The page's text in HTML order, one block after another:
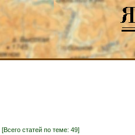
[Всего статей по теме: 49]